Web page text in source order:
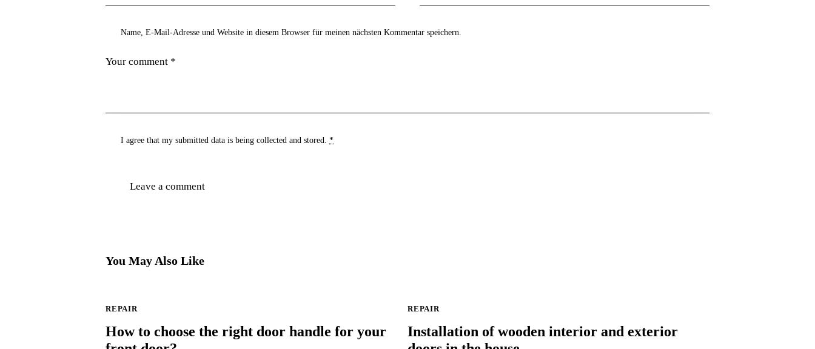
Name, E-Mail-Adresse und Website in diesem Browser für meinen nächsten Kommentar speichern.
I agree that my submitted data is beingcollected and stored.*
You May Also Like
REPAIR
How to choose the right door handle for your
REPAIR
Installation of wooden interior and exterior